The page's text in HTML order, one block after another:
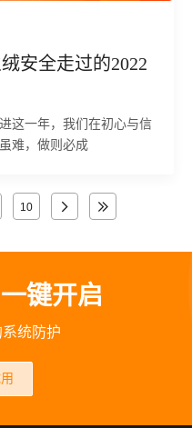
安全走过的2022
这一年，我们在初心与信
难，做则必成
10
键开启
统防护